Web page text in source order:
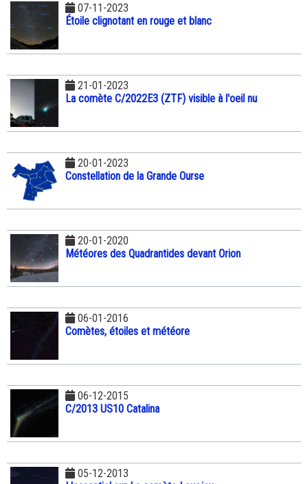
07-11-2023
Étoile clignotant en rouge et blanc
21-01-2023
La comète C/2022E3 (ZTF) visible à l'oeil nu
20-01-2023
Constellation de la Grande Ourse
20-01-2020
Météores des Quadrantides devant Orion
06-01-2016
Comètes, étoiles et météore
06-12-2015
C/2013 US10 Catalina
05-12-2013